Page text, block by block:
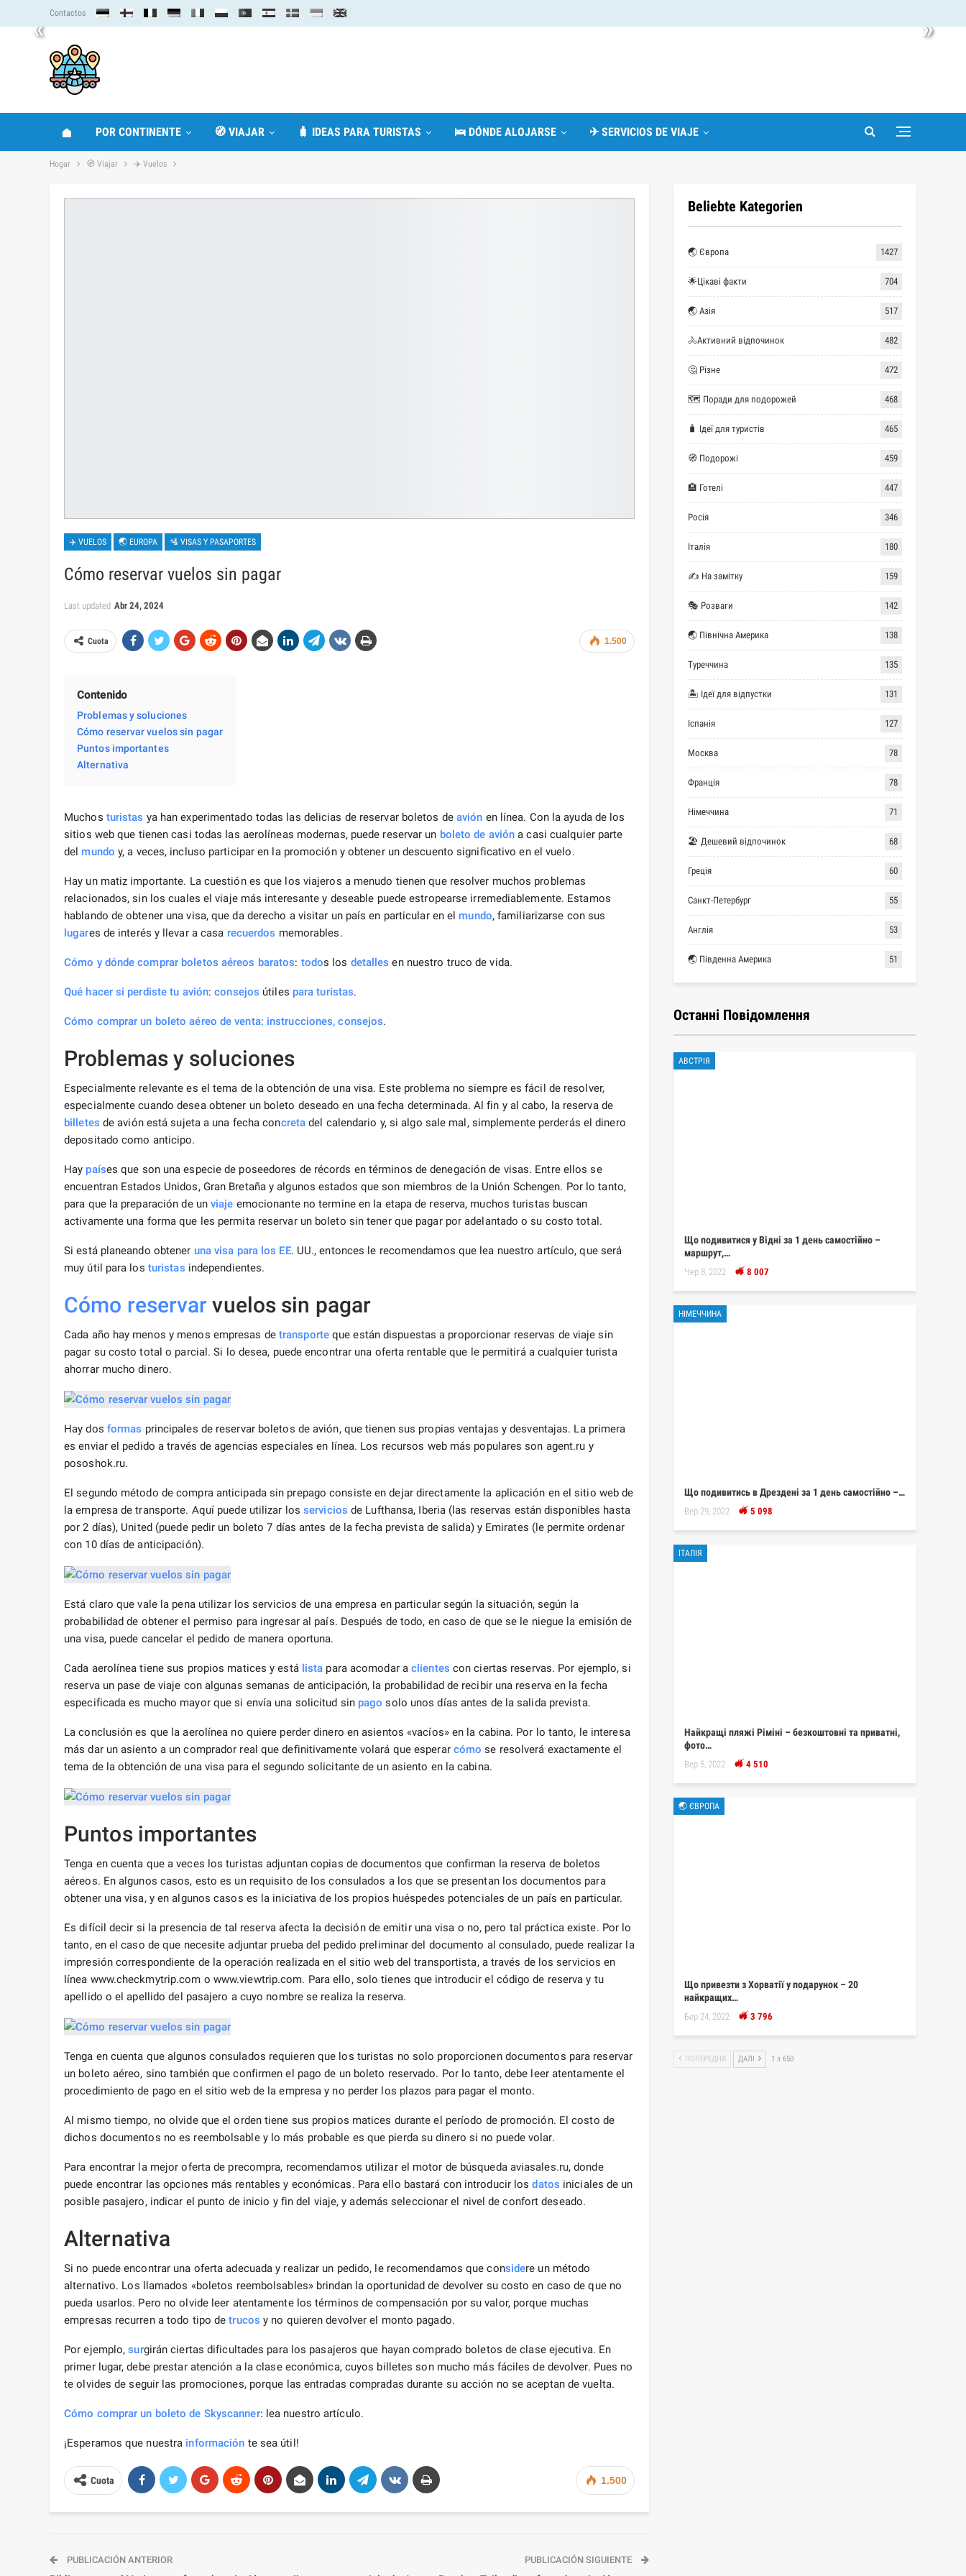
« »
Contactos
POR CONTINENTE 🧭 VIAJAR 🧳 IDEAS PARA TURISTAS 🛌 DÓNDE ALOJARSE ✈ SERVICIOS DE VIAJE
Hogar 🧭 Viajar ✈️ Vuelos
✈️ VUELOS 🌏 EUROPA 🛂 VISAS Y PASAPORTES
Cómo reservar vuelos sin pagar
Last updated Abr 24, 2024
1.500
Cuota
Contenido
Problemas y soluciones
Cómo reservar vuelos sin pagar
Puntos importantes
Alternativa
Muchos turistas ya han experimentado todas las delicias de reservar boletos de avión en línea. Con la ayuda de los
sitios web que tienen casi todas las aerolíneas modernas, puede reservar un boleto de avión a casi cualquier parte
del mundo y, a veces, incluso participar en la promoción y obtener un descuento significativo en el vuelo.
Hay un matiz importante. La cuestión es que los viajeros a menudo tienen que resolver muchos problemas
relacionados, sin los cuales el viaje más interesante y deseable puede estropearse irremediablemente. Estamos
hablando de obtener una visa, que da derecho a visitar un país en particular en el mundo, familiarizarse con sus
lugares de interés y llevar a casa recuerdos memorables.
Cómo y dónde comprar boletos aéreos baratos: todos los detalles en nuestro truco de vida.
Qué hacer si perdiste tu avión:consejos útiles para turistas.
Cómo comprar un boleto aéreo de venta: instrucciones, consejos.
Problemas y soluciones
Especialmente relevante es el tema de la obtención de una visa. Este problema no siempre es fácil de resolver,
especialmente cuando desea obtener un boleto deseado en una fecha determinada. Al fin y al cabo, la reserva de
billetes de avión está sujeta a una fecha concreta del calendario y, si algo sale mal, simplemente perderás el dinero
depositado como anticipo.
Hay países que son una especie de poseedores de récords en términos de denegación de visas. Entre ellos se
encuentran Estados Unidos, Gran Bretaña y algunos estados que son miembros de la Unión Schengen. Por lo tanto,
para que la preparación de unviaje emocionante no termine en la etapa de reserva, muchos turistas buscan
activamente una forma que les permita reservar un boleto sin tener que pagar por adelantado o su costo total.
Si está planeando obtener una visa para los EE. UU., entonces le recomendamos que lea nuestro artículo, que será
muy útil para los turistas independientes.
Cómo reservar vuelos sin pagar
Cada año hay menos y menos empresas de transporteque están dispuestas a proporcionar reservas de viaje sin
pagar su costo total o parcial. Si lo desea, puede encontrar una oferta rentable que le permitirá a cualquier turista
ahorrar mucho dinero.
Hay dos formas principales de reservar boletos de avión, que tienen sus propias ventajas y desventajas. La primera
es enviar el pedido a través de agencias especiales en línea. Los recursos web más populares son agent.ru y
pososhok.ru.
El segundo método de compra anticipada sin prepago consiste en dejar directamente la aplicación en el sitio web de
la empresa de transporte. Aquí puede utilizar losservicios de Lufthansa, Iberia (las reservas están disponibles hasta
por 2 días), United (puede pedir un boleto 7 días antes de la fecha prevista de salida) y Emirates (le permite ordenar
con 10 días de anticipación).
Está claro que vale la pena utilizar los servicios de una empresa en particular según la situación, según la
probabilidad de obtener el permiso para ingresar al país. Después de todo, en caso de que se le niegue la emisión de
una visa, puede cancelar el pedido de manera oportuna.
Cada aerolínea tiene sus propios matices y está lista para acomodar aclientes con ciertas reservas. Por ejemplo, si
reserva un pase de viaje con algunas semanas de anticipación, la probabilidad de recibir una reserva en la fecha
especificada es mucho mayor que si envía una solicitud sin pago solo unos días antes de la salida prevista.
La conclusión es que la aerolínea no quiere perder dinero en asientos «vacíos» en la cabina. Por lo tanto, le interesa
más dar un asiento a un comprador real que definitivamente volará que esperar cómo se resolverá exactamente el
tema de la obtención de una visa para el segundo solicitante de un asiento en la cabina.
Puntos importantes
Tenga en cuenta que a veces los turistas adjuntan copias de documentos que confirman la reserva de boletos
aéreos. En algunos casos, esto es un requisito de los consulados a los que se presentan los documentos para
obtener una visa, y en algunos casos es la iniciativa de los propios huéspedes potenciales de un país en particular.
Es difícil decir si la presencia de tal reserva afecta la decisión de emitir una visa o no, pero tal práctica existe. Por lo
tanto, en el caso de que necesite adjuntar prueba del pedido preliminar del documento al consulado, puede realizar la
impresión correspondiente de la operación realizada en el sitio web del transportista, a través de los servicios en
línea www.checkmytrip.com o www.viewtrip.com. Para ello, solo tienes que introducir el código de reserva y tu
apellido o el apellido del pasajero a cuyo nombre se realiza la reserva.
Tenga en cuenta que algunos consulados requieren que los turistas no solo proporcionen documentos para reservar
un boleto aéreo, sino también que confirmen el pago de un boleto reservado. Por lo tanto, debe leer atentamente el
procedimiento de pago en el sitio web de la empresa y no perder los plazos para pagar el monto.
Al mismo tiempo, no olvide que el orden tiene sus propios matices durante el período de promoción. El costo de
dichos documentos no es reembolsable y lo más probable es que pierda su dinero si no puede volar.
Para encontrar la mejor oferta de precompra, recomendamos utilizar el motor de búsqueda aviasales.ru, donde
puede encontrar las opciones más rentables y económicas. Para ello bastará con introducir losdatos iniciales de un
posible pasajero, indicar el punto de inicio y fin del viaje, y además seleccionar el nivel de confort deseado.
Alternativa
Si no puede encontrar una oferta adecuada y realizar un pedido, le recomendamos que considere un método
alternativo. Los llamados «boletos reembolsables» brindan la oportunidad de devolver su costo en caso de que no
pueda usarlos. Pero no olvide leer atentamente los términos de compensación por su valor, porque muchas
empresas recurren a todo tipo detrucos y no quieren devolver el monto pagado.
Por ejemplo,surgirán ciertas dificultades para los pasajeros que hayan comprado boletos de clase ejecutiva. En
primer lugar, debe prestar atención a la clase económica, cuyos billetes son mucho más fáciles de devolver. Pues no
te olvides de seguir las promociones, porque las entradas compradas durante su acción no se aceptan de vuelta.
Cómo comprar un boleto de Skyscanner: lea nuestro artículo.
¡Esperamos que nuestra información te sea útil!
1.500
Cuota
PUBLICACIÓN ANTERIOR PUBLICACIÓN SIGUIENTE
Beliebte Kategorien
🌏 Європа 1427
🌟Цікаві факти 704
🌏 Азія 517
🚴Активний відпочинок 482
🤔 Різне 472
🗺 Поради для подорожей 468
🧳 Ідеї для туристів 465
🧭 Подорожі 459
🏨 Готелі 447
Росія 346
Італія 180
✍ На замітку 159
🎭 Розваги 142
🌏 Північна Америка 138
Туреччина 135
🏝 Ідеї для відпустки 131
Іспанія 127
Москва 78
Франція 78
Німеччина 71
🏖 Дешевий відпочинок 68
Греція 60
Санкт-Петербург 55
Англія 53
🌏 Південна Америка 51
Останні Повідомлення
АВСТРІЯ
Що подивитися у Відні за 1 день самостійно –
маршрут,…
Чер 8, 2022 8 007
НІМЕЧЧИНА
Що подивитись в Дрездені за 1 день самостійно –…
Вер 29, 2022 5 098
ІТАЛІЯ
Найкращі пляжі Ріміні – безкоштовні та приватні,
фото…
Вер 5, 2022 4 510
🌏 ЄВРОПА
Що привезти з Хорватії у подарунок – 20
найкращих…
Бер 24, 2022 3 796
ПОПЕРЕДНЯ ДАЛІ 1 з 650